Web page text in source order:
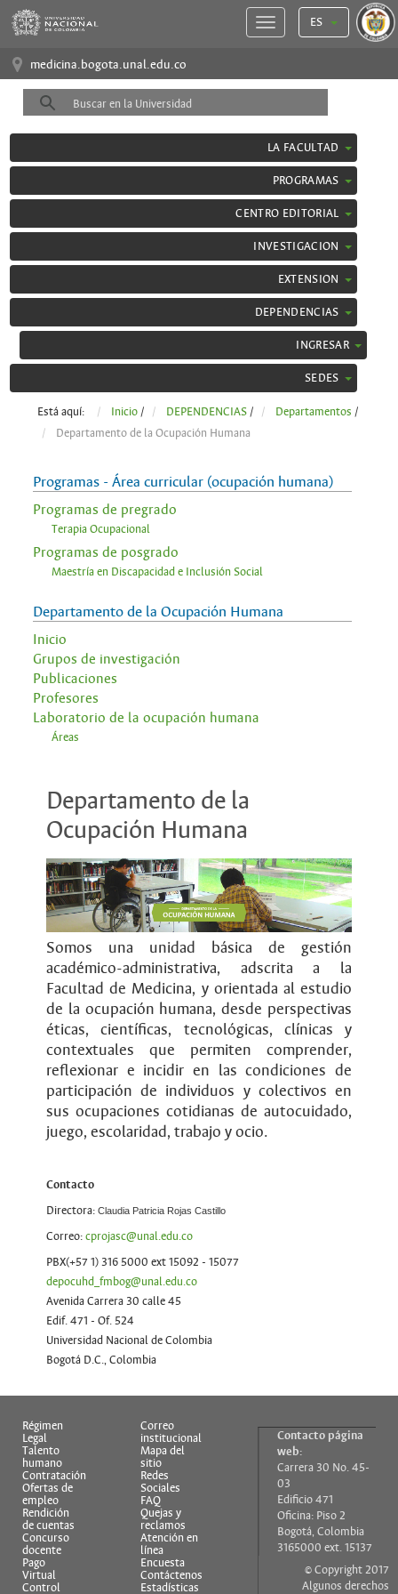
ES
medicina.bogota.unal.edu.co
LA FACULTAD
PROGRAMAS
CENTRO EDITORIAL
INVESTIGACION
EXTENSION
DEPENDENCIAS
INGRESAR
SEDES
Está aquí: Inicio / DEPENDENCIAS / Departamentos /
Departamento de la Ocupación Humana
Programas - Área curricular (ocupación humana)
Programas de pregrado
Terapia Ocupacional
Programas de posgrado
Maestría en Discapacidad e Inclusión Social
Departamento de la Ocupación Humana
Inicio
Grupos de investigación
Publicaciones
Profesores
Laboratorio de la ocupación humana
Áreas
Departamento de la
Ocupación Humana
Somos una unidad básica de gestión
académico-administrativa, adscrita a la
Facultad de Medicina, y orientada al estudio
de la ocupación humana, desde perspectivas
éticas, científicas, tecnológicas, clínicas y
contextuales que permiten comprender,
reflexionar e incidir en las condiciones de
participación de individuos y colectivos en
sus ocupaciones cotidianas de autocuidado,
juego, escolaridad, trabajo y ocio.
Contacto
Directora: Claudia Patricia Rojas Castillo
Correo:cprojasc@unal.edu.co
PBX(+57 1) 316 5000 ext 15092 - 15077
depocuhd_fmbog@unal.edu.co
Avenida Carrera 30 calle 45
Edif. 471 - Of. 524
Universidad Nacional de Colombia
Bogotá D.C., Colombia
Régimen
Legal
Talento
humano
Contratación
Ofertas de
empleo
Rendición
de cuentas
Concurso
docente
Pago
Virtual
Control
Correo
institucional
Mapa del
sitio
Redes
Sociales
FAQ
Quejas y
reclamos
Atención en
línea
Encuesta
Contáctenos
Estadísticas
Contacto página
web:
Carrera 30 No. 45-
03
Edificio 471
Oficina: Piso 2
Bogotá, Colombia
3165000 ext. 15137
© Copyright 2017
Algunos derechos